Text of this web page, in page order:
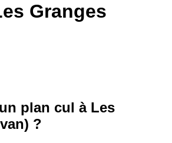
Granges
plan cul à Les
?